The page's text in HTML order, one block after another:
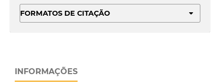
FORMATOS DE CITAÇÃO
INFORMAÇÕES